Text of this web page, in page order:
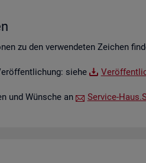
zu den ver­wen­de­ten Zei­chen
siehe
und Wün­sche an Ser­vice-